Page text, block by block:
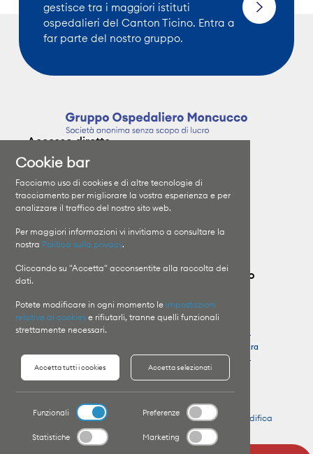
gestisce tra i maggiori istituti
ospedalieri del Canton Ticino. Entra a
far parte del nostro gruppo.
Accesso diretto
Clinica Moncucco
Clinica Santa Chiara
Orari di visita
Informazioni sui ricoveri
Specializzazioni
I medici
Il Gruppo
Lavora con noi
Contatta il Gruppo Ospedaliero Moncucco
Clinica Moncucco
T+41 91 960 81 11
Clinica Santa Chiara
T+41 91 756 41 11
Pronto Soccorso
Clinica Moncucco
+41 91 960 85 64
Clinica Santa Chiara
+41 91 756 48 44
Copyright © 2026 Website byOrganica.agency
Modifica
preferenze Cookie
Cookie bar
Facciamo uso di cookies e di altre tecnologie di
tracciamento per migliorare la vostra esperienza e per
analizzare il traffico del nostro sito web.
Per maggiori informazioni vi invitiamo a consultare la
nostra Politica sulla privacy.
Cliccando su "Accetta" acconsentite alla raccolta dei
dati.
Potete modificare in ogni momento le impostazioni
relative ai cookies e rifiutarli, tranne quelli funzionali
strettamente necessari.
Accetta tutti i cookies Accetta selezionati
Funzionali Preferenze
Statistiche Marketing